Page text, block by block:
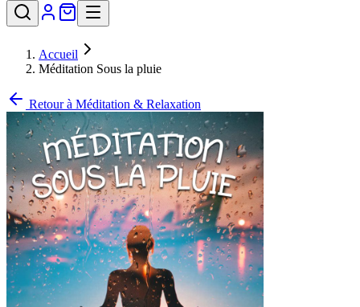
Accueil
Méditation Sous la pluie
Retour à Méditation & Relaxation